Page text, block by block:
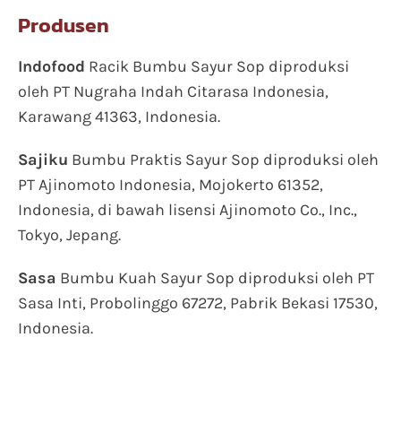
Produsen
Indofood Racik Bumbu Sayur Sop diproduksi
oleh PT Nugraha Indah Citarasa Indonesia,
Karawang 41363, Indonesia.
Sajiku Bumbu Praktis Sayur Sop diproduksi oleh
PT Ajinomoto Indonesia, Mojokerto 61352,
Indonesia, di bawah lisensi Ajinomoto Co., Inc.,
Tokyo, Jepang.
Sasa Bumbu Kuah Sayur Sop diproduksi oleh PT
Sasa Inti, Probolinggo 67272, Pabrik Bekasi 17530,
Indonesia.